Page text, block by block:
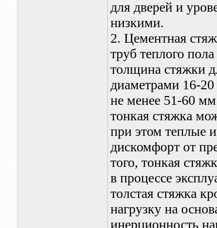
для дверей и
низкими.
2. Цементная
труб теплого
толщина стяжки
диаметрами 16-20
не менее 51-60
тонкая стяжка
при этом теплые
дискомфорт от
того, тонкая
в процессе
толстая стяжка
нагрузку на
инерционность